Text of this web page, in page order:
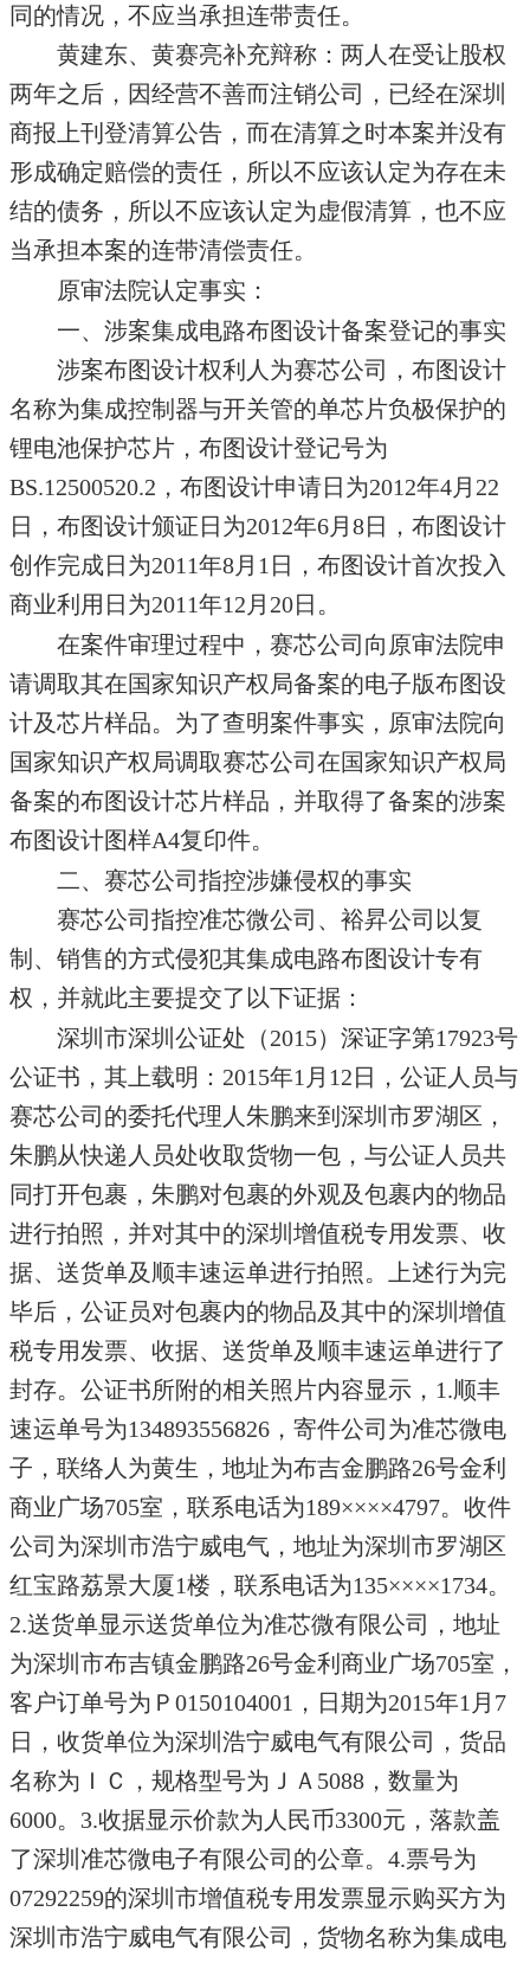
同的情况，不应当承担连带责任。
黄建东、黄赛亮补充辩称：两人在受让股权
两年之后，因经营不善而注销公司，已经在深圳
商报上刊登清算公告，而在清算之时本案并没有
形成确定赔偿的责任，所以不应该认定为存在未
结的债务，所以不应该认定为虚假清算，也不应
当承担本案的连带清偿责任。
原审法院认定事实：
一、涉案集成电路布图设计备案登记的事实
涉案布图设计权利人为赛芯公司，布图设计
名称为集成控制器与开关管的单芯片负极保护的
锂电池保护芯片，布图设计登记号为
BS.12500520.2，布图设计申请日为2012年4月22
日，布图设计颁证日为2012年6月8日，布图设计
创作完成日为2011年8月1日，布图设计首次投入
商业利用日为2011年12月20日。
在案件审理过程中，赛芯公司向原审法院申
请调取其在国家知识产权局备案的电子版布图设
计及芯片样品。为了查明案件事实，原审法院向
国家知识产权局调取赛芯公司在国家知识产权局
备案的布图设计芯片样品，并取得了备案的涉案
布图设计图样A4复印件。
二、赛芯公司指控涉嫌侵权的事实
赛芯公司指控准芯微公司、裕昇公司以复
制、销售的方式侵犯其集成电路布图设计专有
权，并就此主要提交了以下证据：
深圳市深圳公证处（2015）深证字第17923号
公证书，其上载明：2015年1月12日，公证人员与
赛芯公司的委托代理人朱鹏来到深圳市罗湖区，
朱鹏从快递人员处收取货物一包，与公证人员共
同打开包裹，朱鹏对包裹的外观及包裹内的物品
进行拍照，并对其中的深圳增值税专用发票、收
据、送货单及顺丰速运单进行拍照。上述行为完
毕后，公证员对包裹内的物品及其中的深圳增值
税专用发票、收据、送货单及顺丰速运单进行了
封存。公证书所附的相关照片内容显示，1.顺丰
速运单号为134893556826，寄件公司为准芯微电
子，联络人为黄生，地址为布吉金鹏路26号金利
商业广场705室，联系电话为189××××4797。收件
公司为深圳市浩宁威电气，地址为深圳市罗湖区
红宝路荔景大厦1楼，联系电话为135××××1734。
2.送货单显示送货单位为准芯微有限公司，地址
为深圳市布吉镇金鹏路26号金利商业广场705室，
客户订单号为Ｐ0150104001，日期为2015年1月7
日，收货单位为深圳浩宁威电气有限公司，货品
名称为ＩＣ，规格型号为ＪＡ5088，数量为
6000。3.收据显示价款为人民币3300元，落款盖
了深圳准芯微电子有限公司的公章。4.票号为
07292259的深圳市增值税专用发票显示购买方为
深圳市浩宁威电气有限公司，货物名称为集成电